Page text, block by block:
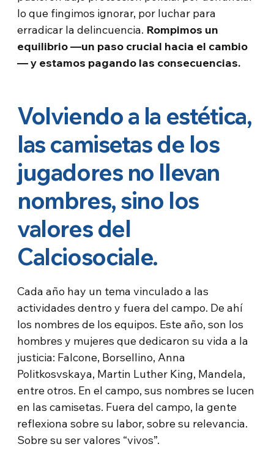
lo que fingimos ignorar, por luchar para
erradicar la delincuencia. Rompimos un
equilibrio —un paso crucial hacia el cambio
— y estamos pagando las consecuencias.
Volviendo a la estética,
las camisetas de los
jugadores no llevan
nombres, sino los
valores del
Calciosociale.
Cada año hay un tema vinculado a las
actividades dentro y fuera del campo. De ahí
los nombres de los equipos. Este año, son los
hombres y mujeres que dedicaron su vida a la
justicia: Falcone, Borsellino, Anna
Politkosvskaya, Martin Luther King, Mandela,
entre otros. En el campo, sus nombres se lucen
en las camisetas. Fuera del campo, la gente
reflexiona sobre su labor, sobre su relevancia.
Sobre su ser valores “vivos”.